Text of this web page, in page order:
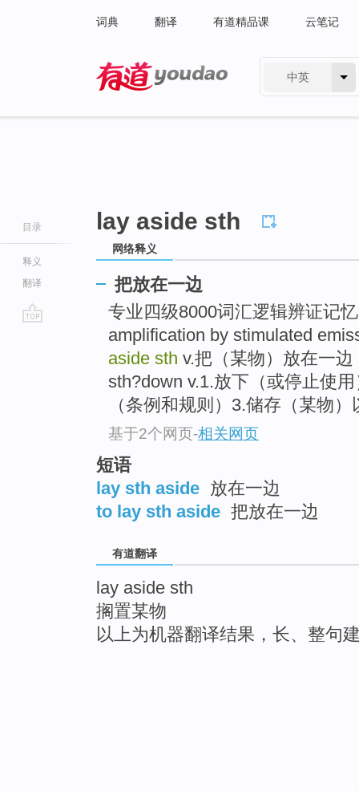
词典 翻译 有道精品课 云笔记
中英
目录
释义
翻译
lay aside sth
网络释义
把放在一边
专业四级8000词汇逻辑辨证记
amplification by stimulated
aside sth v.把（某物）放在一
sth?down v.1.放下（或停止使
（条例和规则）3.储存（某物
基于2个网页-相关网页
短语
lay sth aside 放在一边
to lay sth aside 把放在一边
有道翻译
lay aside sth
搁置某物
以上为机器翻译结果，长、整句